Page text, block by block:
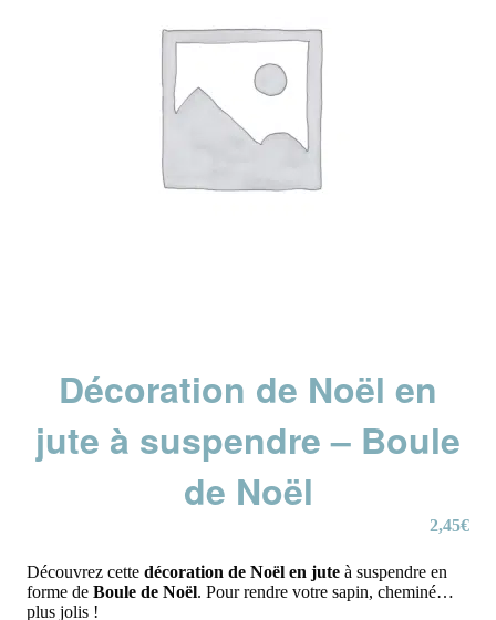
Décoration de Noël en
jute à suspendre – Boule
de Noël
2,45€
Découvrez cette décoration de Noël en jute à suspendre en
forme de Boule de Noël. Pour rendre votre sapin, cheminé…
plus jolis !